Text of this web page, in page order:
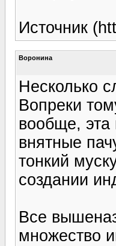
Источник
Воронина
Несколько
Вопреки
вообще, эта
внятные
тонкий
создании
Все
множество